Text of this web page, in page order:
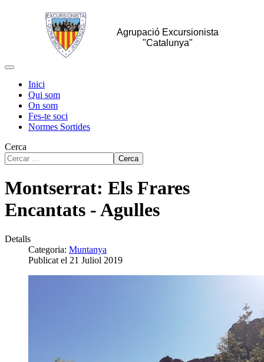
Agrupació Excursionista
"Catalunya"
Inici
Qui som
On som
Fes-te soci
Normes Sortides
Cerca
Cerca
Montserrat: Els Frares
Encantats - Agulles
Detalls
Categoria: Muntanya
Publicat el 21 Juliol 2019